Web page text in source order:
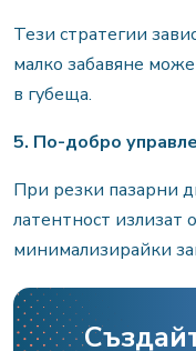
Тези стратегии
малко забавяне
в губеща.
5. По-добро
При резки пазарни
латентност излизат
минимализирайки